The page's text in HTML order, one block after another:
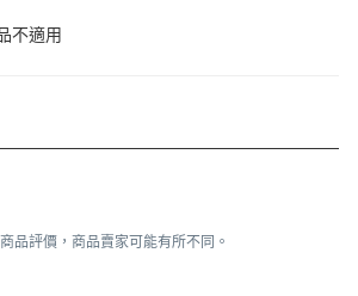
不適用
品評價，商品賣家可能有所不同。